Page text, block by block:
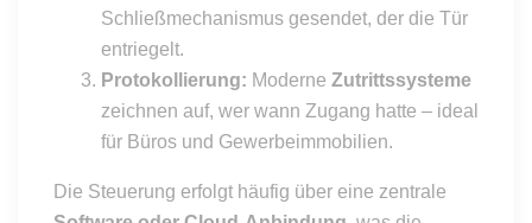
Schließmechanismus gesendet, der die Tür
entriegelt.
Protokollierung: Moderne Zutrittssysteme
zeichnen auf, wer wann Zugang hatte – ideal
für Büros und Gewerbeimmobilien.
Die Steuerung erfolgt häufig über eine zentrale